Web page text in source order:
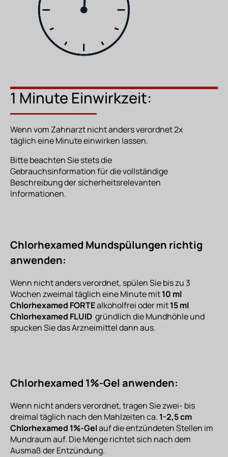
1 Minute Einwirkzeit:
Wenn vom Zahnarzt nicht anders verordnet 2x
täglich eine Minute einwirken lassen.
Bitte beachten Sie stets die
Gebrauchsinformation für die vollständige
Beschreibung der sicherheitsrelevanten
Informationen.
Chlorhexamed Mundspülungen richtig
anwenden:
Wenn nicht anders verordnet, spülen Sie bis zu 3
Wochen zweimal täglich eine Minute mit10 ml
Chlorhexamed FORTEalkoholfrei oder mit15 ml
Chlorhexamed FLUID gründlich die Mundhöhle und
spucken Sie das Arzneimittel dann aus.
Chlorhexamed 1%-Gel anwenden:
Wenn nicht anders verordnet, tragen Sie zwei- bis
dreimal täglich nach den Mahlzeiten ca. 1-2,5 cm
Chlorhexamed 1%-Gelauf die entzündeten Stellen im
Mundraum auf. Die Menge richtet sich nach dem
Ausmaß der Entzündung.